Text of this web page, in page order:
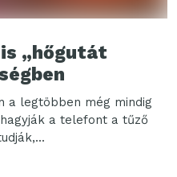
„hőgutát
a legtöbben még mindig
a telefont a tűző